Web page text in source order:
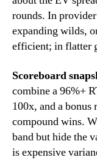
rounds. In
expanding wilds,
efficient; in flatter
Scoreboard
combine a 96%+
100x, and a
compound wins.
band but hide the
is expensive